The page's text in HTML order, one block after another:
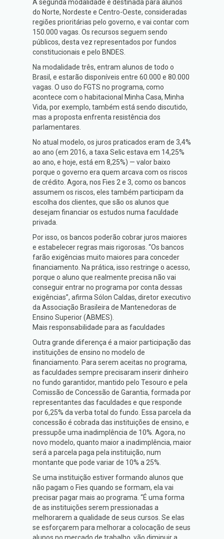
A segunda modalidade é destinada para alunos
do Norte, Nordeste e Centro-Oeste, consideradas
regiões prioritárias pelo governo, e vai contar com
150.000 vagas. Os recursos seguem sendo
públicos, desta vez representados por fundos
constitucionais e pelo BNDES.
Na modalidade três, entram alunos de todo o
Brasil, e estarão disponíveis entre 60.000 e 80.000
vagas. O uso do FGTS no programa, como
acontece com o habitacional Minha Casa, Minha
Vida, por exemplo, também está sendo discutido,
mas a proposta enfrenta resistência dos
parlamentares.
No atual modelo, os juros praticados eram de 3,4%
ao ano (em 2016, a taxa Selic estava em 14,25%
ao ano, e hoje, está em 8,25%) — valor baixo
porque o governo era quem arcava com os riscos
de crédito. Agora, nos Fies 2 e 3, como os bancos
assumem os riscos, eles também participam da
escolha dos clientes, que são os alunos que
desejam financiar os estudos numa faculdade
privada.
Por isso, os bancos poderão cobrar juros maiores
e estabelecer regras mais rigorosas. “Os bancos
farão exigências muito maiores para conceder
financiamento. Na prática, isso restringe o acesso,
porque o aluno que realmente precisa não vai
conseguir entrar no programa por conta dessas
exigências”, afirma Sólon Caldas, diretor executivo
da Associação Brasileira de Mantenedoras de
Ensino Superior (ABMES).
Mais responsabilidade para as faculdades
Outra grande diferença é a maior participação das
instituições de ensino no modelo de
financiamento. Para serem aceitas no programa,
as faculdades sempre precisaram inserir dinheiro
no fundo garantidor, mantido pelo Tesouro e pela
Comissão de Concessão de Garantia, formada por
representantes das faculdades e que responde
por 6,25% da verba total do fundo. Essa parcela da
concessão é cobrada das instituições de ensino, e
pressupõe uma inadimplência de 10%. Agora, no
novo modelo, quanto maior a inadimplência, maior
será a parcela paga pela instituição, num
montante que pode variar de 10% a 25%.
Se uma instituição estiver formando alunos que
não pagam o Fies quando se formam, ela vai
precisar pagar mais ao programa. “É uma forma
de as instituições serem pressionadas a
melhorarem a qualidade de seus cursos. Se elas
se esforçarem para melhorar a colocação de seus
alunos no mercado de trabalho, vão diminuir a